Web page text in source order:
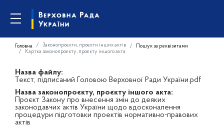
Головна Законопроєкти, проєкти інших актів
Пошук за реквізитами
Картка законопроєкту, проєкту іншого акта
Назва файлу:
Текст, підписаний Головою Верховної Ради України.pdf
Назва законопроєкту, проєкту іншого акта:
Проєкт Закону про внесення змін до деяких
законодавчих актів України щодо вдосконалення
процедури підготовки проектів нормативно-правових
актів